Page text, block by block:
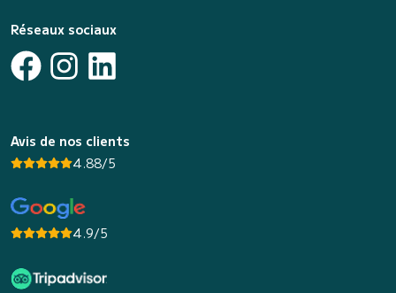
Réseaux sociaux
Avis de nos clients
4.88/5
4.9/5